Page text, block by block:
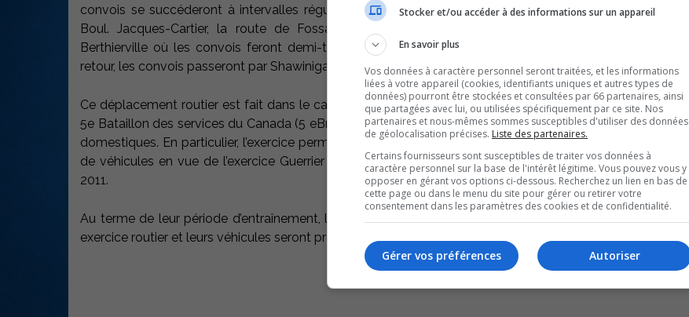
convois se succéderont à intervalles réguliers et quitteront Valcartier, en empruntant tour à tour le
Boul. Jacques-Cartier, la route de Fossambault sud et l’autoroute 40 ouest. Ensuite, direction
Berthierville où les convois feront demi-tour dans la ville en prenant l’avenue Gilles-Villeneuve. Au
retour, les convois passeront par Shawinigan et Saint-Raymond.
Ce déplacement routier est fait dans le cadre de l’exercice LOKI III et sert à entraîner le personnel du
5e Bataillon des services du Canada (5 eBn S du C) à fournir les ressources requises lors de situations
domestiques. En particulier, l’exercice permettra au 5 e Bn S du C de faire une vérification de sa flotte
de véhicules en vue de l’exercice Guerrier nordique, un exercice majeur dans le Nord du Québec en
2011.
Au terme de leur période d’entraînement, les troupes du 5 e Bn S du C auront complété leur dernier
exercice routier et leurs véhicules seront prêts à être déployés.
Stocker et/ou accéder à des informations sur un appareil
En savoir plus
Vos données à caractère personnel seront traitées, et les informations
liées à votre appareil (cookies, identifiants uniques et autres types de
données) pourront être stockées et consultées par 66 partenaires, ainsi
que partagées avec lui, ou utilisées spécifiquement par ce site. Nos
partenaires et nous-mêmes sommes susceptibles d'utiliser des données
de géolocalisation précises. Liste des partenaires.
Certains fournisseurs sont susceptibles de traiter vos données à
caractère personnel sur la base de l'intérêt légitime. Vous pouvez vous y
opposer en gérant vos options ci-dessous. Recherchez un lien en bas de
cette page ou dans le menu du site pour gérer ou retirer votre
consentement dans les paramètres des cookies et de confidentialité.
Autoriser
Gérer vos préférences